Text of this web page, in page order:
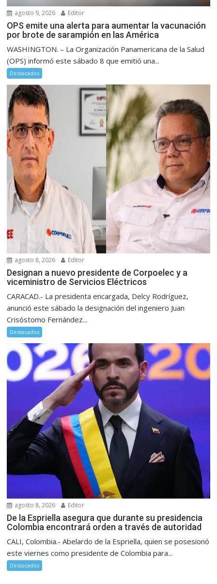
agosto 9, 2026 Editor
OPS emite una alerta para aumentar la vacunación
por brote de sarampión en las América
WASHINGTON. – La Organización Panamericana de la Salud
(OPS) informó este sábado 8 que emitió una...
Destacados
agosto 8, 2026 Editor
Designan a nuevo presidente de Corpoelec y a
viceministro de Servicios Eléctricos
CARACAD.- La presidenta encargada, Delcy Rodríguez,
anunció este sábado la designación del ingeniero Juan
Crisóstomo Fernández...
Destacados
agosto 8, 2026 Editor
De la Espriella asegura que durante su presidencia
Colombia encontrará orden a través de autoridad
CALI, Colombia.- Abelardo de la Espriella, quien se posesionó
este viernes como presidente de Colombia para...
Destacados